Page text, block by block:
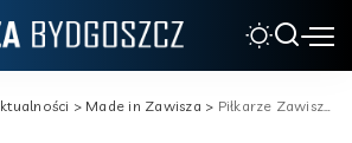
> Made in Zawisza > Piłkarze Zawiszy Bydgoszcz powołani do kadry K-PZPN na mecz mistrzowski